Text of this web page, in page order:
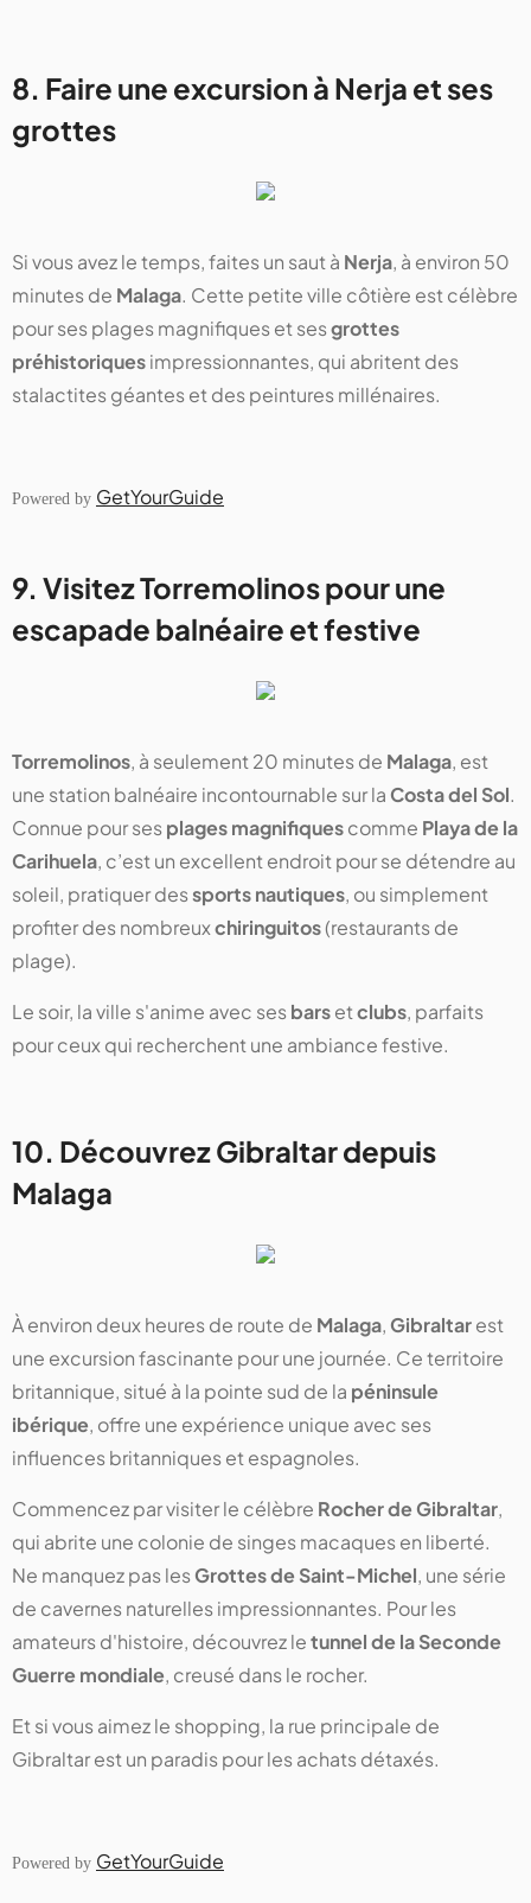
8. Faire une excursion à Nerja et ses
grottes
Si vous avez le temps, faites un saut à Nerja, à environ 50
minutes de Malaga. Cette petite ville côtière est célèbre
pour ses plages magnifiques et sesgrottes
préhistoriquesimpressionnantes, qui abritent des
stalactites géantes et des peintures millénaires.
Powered by GetYourGuide
9. Visitez Torremolinos pour une
escapade balnéaire et festive
Torremolinos, à seulement 20 minutes de Malaga, est
une station balnéaire incontournable sur la Costa del Sol.
Connue pour sesplages magnifiquescomme Playa de la
Carihuela, c’est un excellent endroit pour se détendre au
soleil, pratiquer dessports nautiques, ou simplement
profiter des nombreuxchiringuitos(restaurants de
plage).
Le soir, la ville s'anime avec sesbarsetclubs, parfaits
pour ceux qui recherchent une ambiance festive.
10. DécouvrezGibraltardepuis
Malaga
À environ deux heures de route de Malaga, Gibraltarest
une excursion fascinante pour une journée. Ce territoire
britannique, situé à la pointe sud de la péninsule
ibérique, offre une expérience unique avec ses
influences britanniques et espagnoles.
Commencez par visiter le célèbre Rocher de Gibraltar,
qui abrite une colonie de singes macaques en liberté.
Ne manquez pas lesGrottes de Saint-Michel, une série
de cavernes naturelles impressionnantes. Pour les
amateurs d'histoire, découvrez letunnel de la Seconde
Guerre mondiale, creusé dans le rocher.
Et si vous aimez le shopping, la rue principale de
Gibraltar est un paradis pour les achats détaxés.
Powered by GetYourGuide